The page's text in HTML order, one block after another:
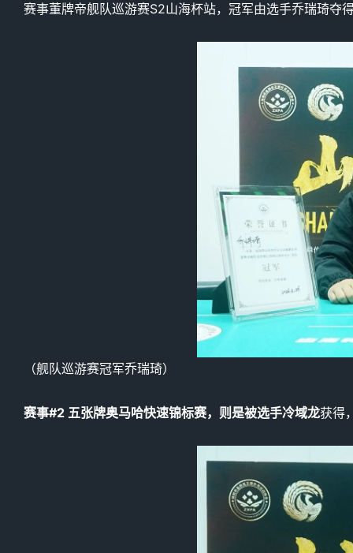
赛事董牌帝舰队巡游赛S2山海杯站，冠军由选手乔瑞琦夺
（舰队巡游赛冠军乔瑞琦）
赛事#2 五张牌奥马哈快速锦标赛，则是被选手冷域龙获得